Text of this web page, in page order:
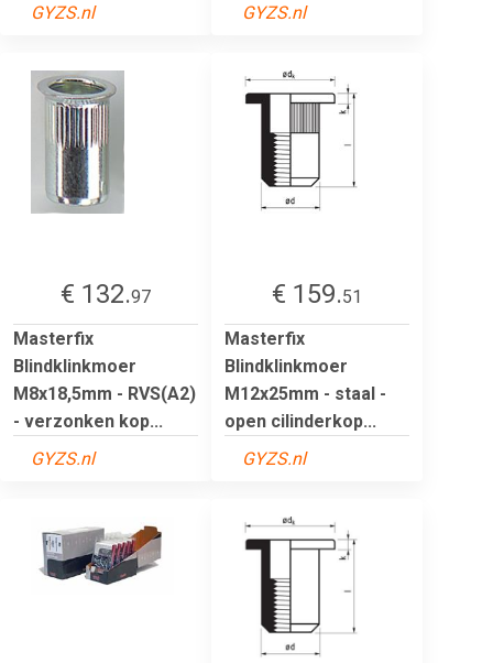
GYZS.nl
GYZS.nl
€ 132.97
Masterfix
Blindklinkmoer
M8x18,5mm - RVS(A2)
- verzonken kop...
GYZS.nl
€ 159.51
Masterfix
Blindklinkmoer
M12x25mm - staal -
open cilinderkop...
GYZS.nl